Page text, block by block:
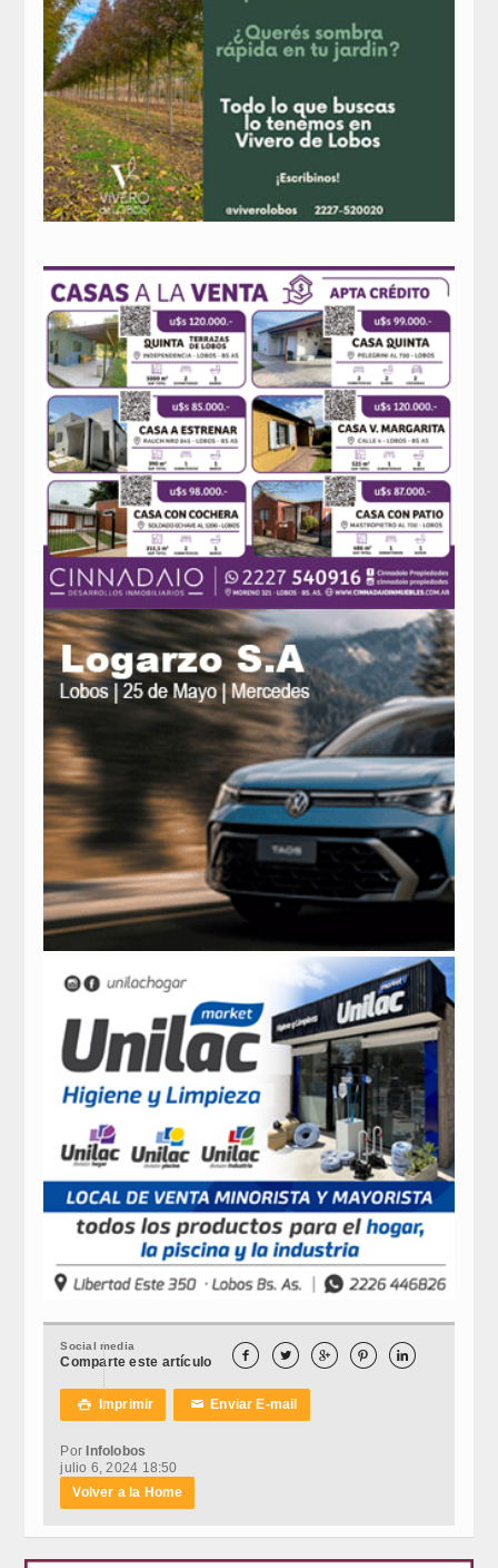
Social media
Comparte este artículo     
 Imprimir ✉Enviar E-mail
Por Infolobos
julio 6, 2024 18:50
Volver a la Home